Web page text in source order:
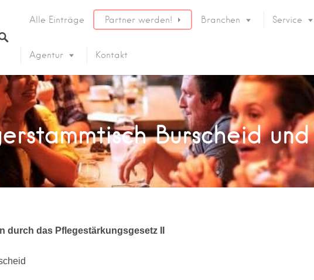
Alle Einträge Partner werden! Branchen Service
Agentur Kontakt
Burscheid
durch das Pflegestärkungsgesetz II